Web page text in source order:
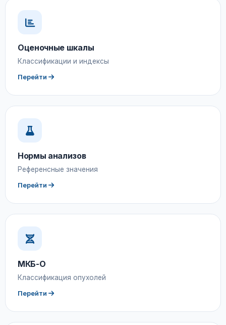
Оценочные шкалы
Классификации и индексы
Перейти
Нормы анализов
Референсные значения
Перейти
МКБ-О
Классификация опухолей
Перейти